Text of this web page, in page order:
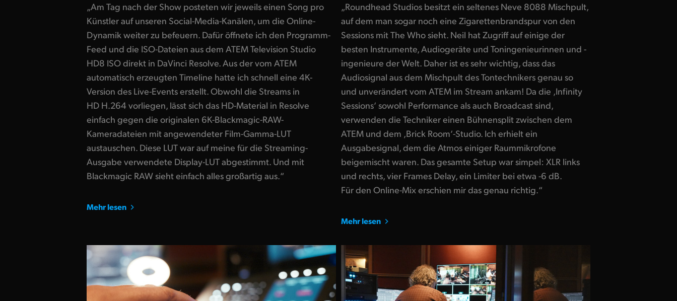
„Am Tag nach der Show posteten wir jeweils einen Song pro
Künstler auf unseren Social-Media-Kanälen, um die Online-
Dynamik weiter zu befeuern. Dafür öffnete ich den Programm-
Feed und die ISO-Dateien aus dem ATEM Television Studio
HD8 ISO direkt in DaVinci Resolve. Aus der vom ATEM
automatisch erzeugten Timeline hatte ich schnell eine 4K-
Version des Live-Events erstellt. Obwohl die Streams in
HD H.264 vorliegen, lässt sich das HD-Material in Resolve
einfach gegen die originalen 6K-Blackmagic-RAW-
Kameradateien mit angewendeter Film-Gamma-LUT
austauschen. Diese LUT war auf meine für die Streaming-
Ausgabe verwendete Display-LUT abgestimmt. Und mit
Blackmagic RAW sieht einfach alles großartig aus.“
Mehr lesen
„Roundhead Studios besitzt ein seltenes Neve 8088 Mischpult,
auf dem man sogar noch eine Zigarettenbrandspur von den
Sessions mit The Who sieht. Neil hat Zugriff auf einige der
besten Instrumente, Audiogeräte und Toningenieurinnen und -
ingenieure der Welt. Daher ist es sehr wichtig, dass das
Audiosignal aus dem Mischpult des Tontechnikers genau so
und unverändert vom ATEM im Stream ankam! Da die ,Infinity
Sessions‘ sowohl Performance als auch Broadcast sind,
verwenden die Techniker einen Bühnensplit zwischen dem
ATEM und dem ‚Brick Room‘-Studio. Ich erhielt ein
Ausgabesignal, dem die Atmos einiger Raummikrofone
beigemischt waren. Das gesamte Setup war simpel: XLR links
und rechts, vier Frames Delay, ein Limiter bei etwa -6 dB.
Für den Online-Mix erschien mir das genau richtig.“
Mehr lesen